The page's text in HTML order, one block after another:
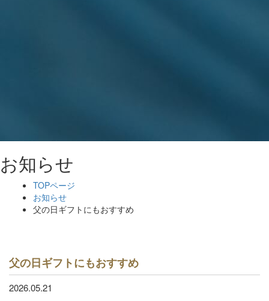
お知らせ
TOPページ
お知らせ
父の日ギフトにもおすすめ
父の日ギフトにもおすすめ
2026.05.21